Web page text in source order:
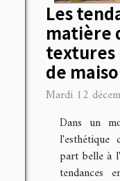
Les
matière
textures
de
Mardi 12
Dans un
l'esthétique
part belle à
tendances